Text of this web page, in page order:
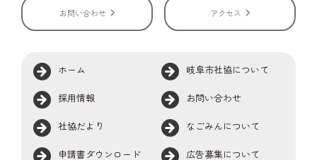
お問い合わせ アクセス
ホーム 岐阜市社協について
採用情報 お問い合わせ
社協だより なごみんについて
申請書ダウンロード 広告募集について